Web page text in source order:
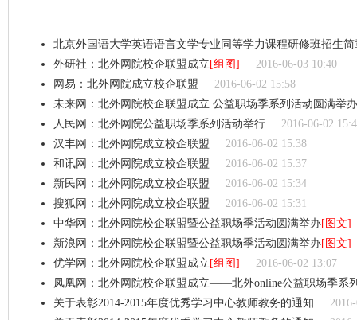
北京外国语大学英语语言文学专业同等学力课程研修班招生简
外研社：北外网院校企联盟成立 [组图]
2016-06-03 10:40
网易：北外网院成立校企联盟
2016-06-02 15:58
未来网：北外网院校企联盟成立 公益职场季系列活动圆满举办
人民网：北外网院公益职场季系列活动举行
2016-06-02
汉丰网：北外网院成立校企联盟
2016-06-02 15:38
和讯网：北外网院成立校企联盟
2016-06-02 15:37
新民网：北外网院成立校企联盟
2016-06-02 15:34
搜狐网：北外网院成立校企联盟
2016-06-02 15:31
中华网：北外网院校企联盟暨公益职场季活动圆满举办[图文]
新浪网：北外网院校企联盟暨公益职场季活动圆满举办[图文]
优学网：北外网院校企联盟成立 [组图]
2016-06-02 13:07
凤凰网：北外网院校企联盟成立——北外online公益职场季系
关于表彰2014-2015年度优秀学习中心教师教务的通知